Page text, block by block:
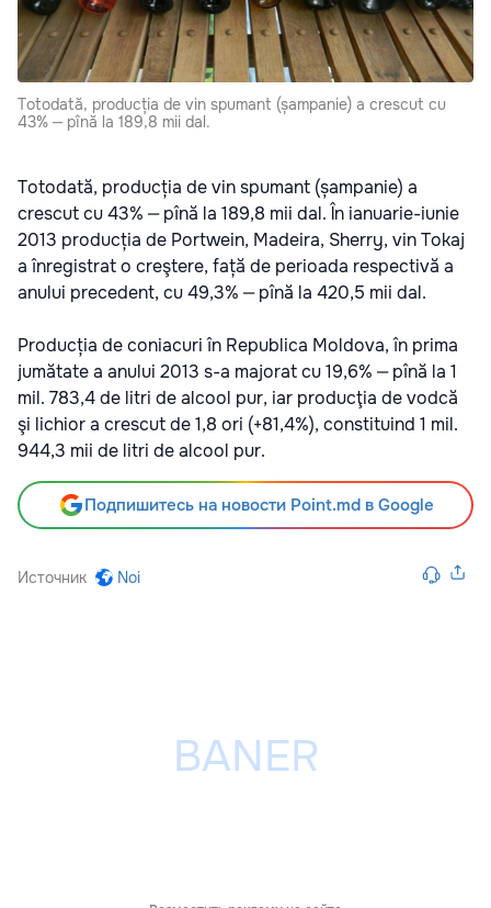
Totodată, producția de vin spumant (șampanie) a crescut cu
43% ‒ pînă la 189,8 mii dal.
Totodată, producția de vin spumant (șampanie) a
crescut cu 43% ‒ pînă la 189,8 mii dal. În ianuarie-iunie
2013 producția de Portwein, Madeira, Sherry, vin Tokaj
a înregistrat o creştere, față de perioada respectivă a
anului precedent, cu 49,3% ‒ pînă la 420,5 mii dal.
Producția de coniacuri în Republica Moldova, în prima
jumătate a anului 2013 s-a majorat cu 19,6% ‒ pînă la 1
mil. 783,4 de litri de alcool pur, iar producţia de vodcă
şi lichior a crescut de 1,8 ori (+81,4%), constituind 1 mil.
944,3 mii de litri de alcool pur.
Подпишитесь на новости Point.md в Google
Источник Noi